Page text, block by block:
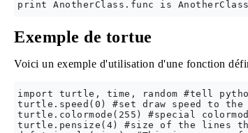
Exemple de tortue
Voici un exemple d'utilisation d'une fonction
import turtle, time, random #tell
turtle.speed(0) #set draw speed to
turtle.colormode(255) #special
turtle.pensize(4) #size of the lines